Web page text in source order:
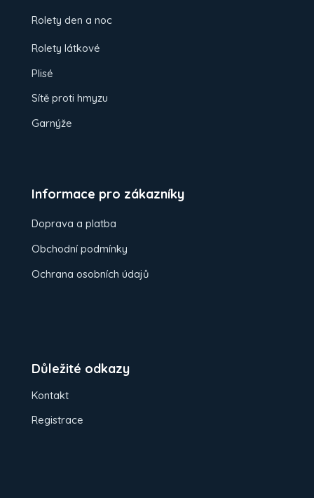
Rolety den a noc
Rolety látkové
Plisé
Sítě proti hmyzu
Garnýže
Informace pro zákazníky
Doprava a platba
Obchodní podmínky
Ochrana osobních údajů
Důležité odkazy
Kontakt
Registrace